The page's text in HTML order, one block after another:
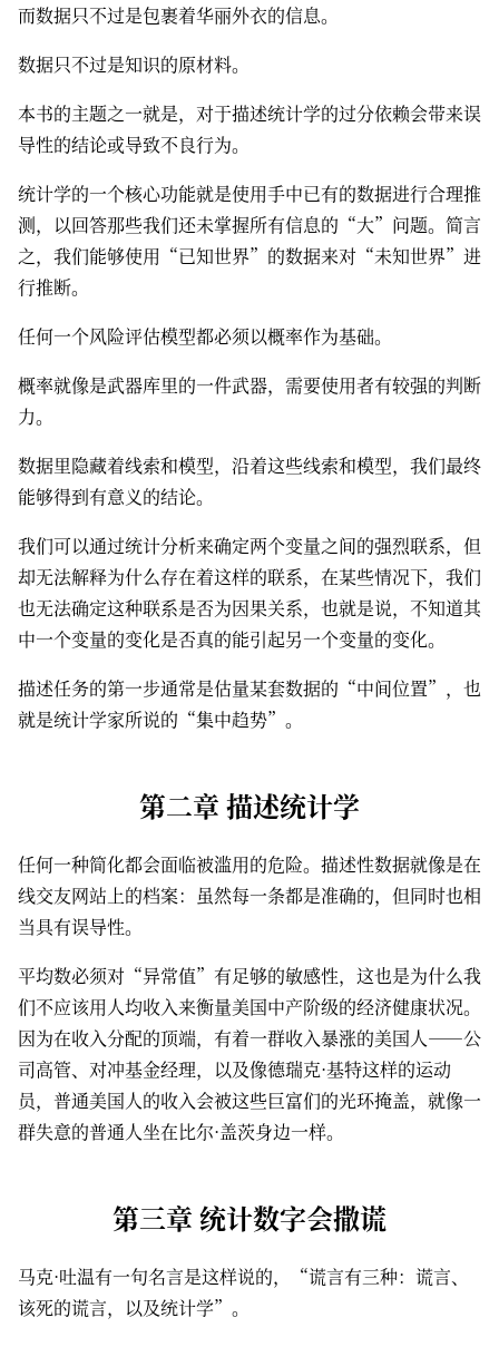
而数据只不过是包裹着华丽外衣的信息。
数据只不过是知识的原材料。
本书的主题之一就是，对于描述统计学的过分依赖会带来误
导性的结论或导致不良行为。
统计学的一个核心功能就是使用手中已有的数据进行合理推
测，以回答那些我们还未掌握所有信息的“大”问题。简言
之，我们能够使用“已知世界”的数据来对“未知世界”进
行推断。
任何一个风险评估模型都必须以概率作为基础。
概率就像是武器库里的一件武器，需要使用者有较强的判断
力。
数据里隐藏着线索和模型，沿着这些线索和模型，我们最终
能够得到有意义的结论。
我们可以通过统计分析来确定两个变量之间的强烈联系，但
却无法解释为什么存在着这样的联系，在某些情况下，我们
也无法确定这种联系是否为因果关系，也就是说，不知道其
中一个变量的变化是否真的能引起另一个变量的变化。
描述任务的第一步通常是估量某套数据的“中间位置”，也
就是统计学家所说的“集中趋势”。
第二章 描述统计学
任何一种简化都会面临被滥用的危险。描述性数据就像是在
线交友网站上的档案：虽然每一条都是准确的，但同时也相
当具有误导性。
平均数必须对“异常值”有足够的敏感性，这也是为什么我
们不应该用人均收入来衡量美国中产阶级的经济健康状况。
因为在收入分配的顶端，有着一群收入暴涨的美国人——公
司高管、对冲基金经理，以及像德瑞克·基特这样的运动
员，普通美国人的收入会被这些巨富们的光环掩盖，就像一
群失意的普通人坐在比尔·盖茨身边一样。
第三章 统计数字会撒谎
马克·吐温有一句名言是这样说的，“谎言有三种：谎言、
该死的谎言，以及统计学”。